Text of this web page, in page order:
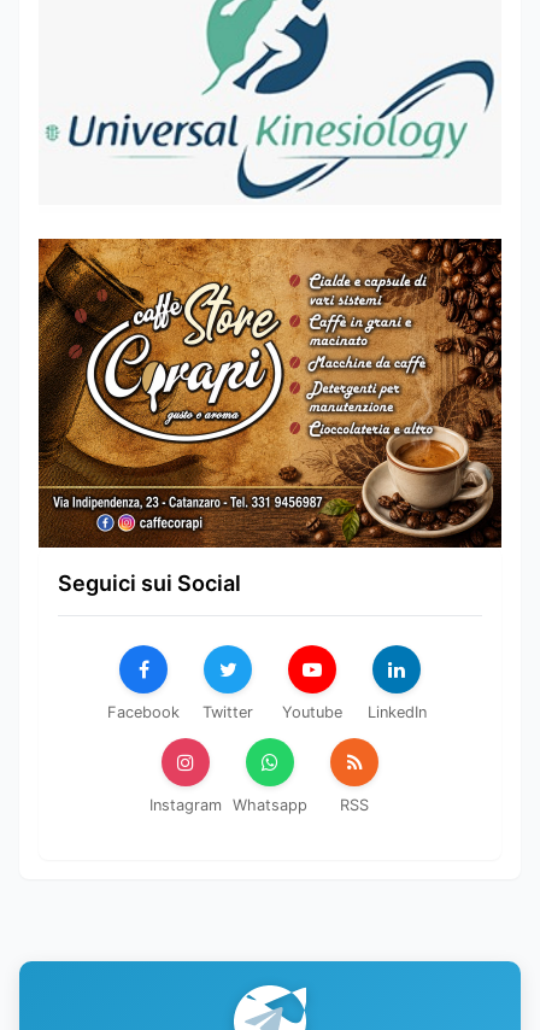
Seguici sui Social
Facebook Twitter Youtube LinkedIn
Instagram Whatsapp RSS